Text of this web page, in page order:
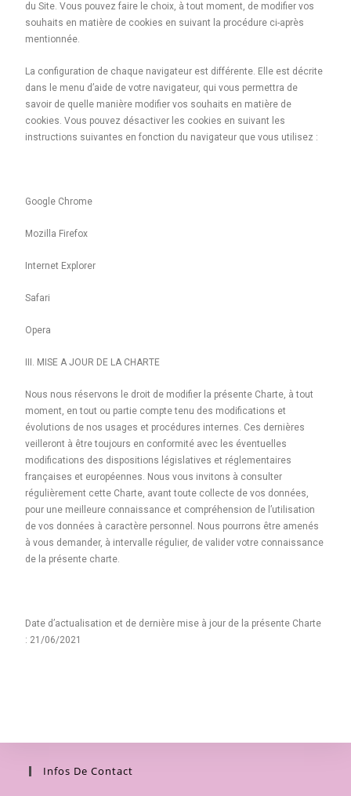
du Site. Vous pouvez faire le choix, à tout moment, de modifier vos
souhaits en matière de cookies en suivant la procédure ci-après
mentionnée.
La configuration de chaque navigateur est différente. Elle est décrite
dans le menu d’aide de votre navigateur, qui vous permettra de
savoir de quelle manière modifier vos souhaits en matière de
cookies. Vous pouvez désactiver les cookies en suivant les
instructions suivantes en fonction du navigateur que vous utilisez :
Google Chrome
Mozilla Firefox
Internet Explorer
Safari
Opera
III. MISE A JOUR DE LA CHARTE
Nous nous réservons le droit de modifier la présente Charte, à tout
moment, en tout ou partie compte tenu des modifications et
évolutions de nos usages et procédures internes. Ces dernières
veilleront à être toujours en conformité avec les éventuelles
modifications des dispositions législatives et réglementaires
françaises et européennes. Nous vous invitons à consulter
régulièrement cette Charte, avant toute collecte de vos données,
pour une meilleure connaissance et compréhension de l’utilisation
de vos données à caractère personnel. Nous pourrons être amenés
à vous demander, à intervalle régulier, de valider votre connaissance
de la présente charte.
Date d’actualisation et de dernière mise à jour de la présente Charte
: 21/06/2021
Infos De Contact